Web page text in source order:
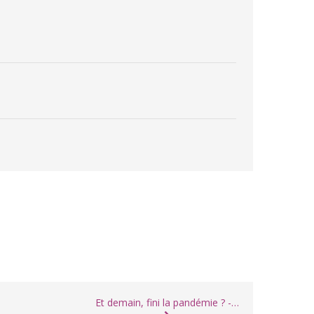
Et demain, fini la pandémie ? -…